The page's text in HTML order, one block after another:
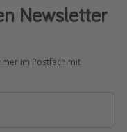
Newsletter
im Postfach mit